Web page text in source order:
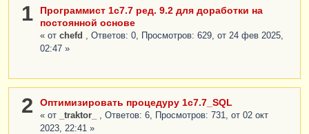
1
Программист 1с7.7 ред. 9.2 для доработки на
постоянной основе
« от chefd
, Ответов: 0, Просмотров: 629, от 24 фев 2025,
02:47 »
2 Оптимизировать процедуру 1c7.7_SQL
« от _traktor_
, Ответов: 6, Просмотров: 731, от 02 окт
2023, 22:41 »